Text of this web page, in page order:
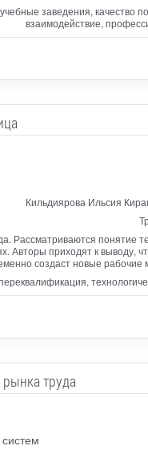
заведения, качество
взаимодействие,
Кильдиярова Ильсия
Рассматриваются понятие
приходят к выводу,
создаст новые
труда